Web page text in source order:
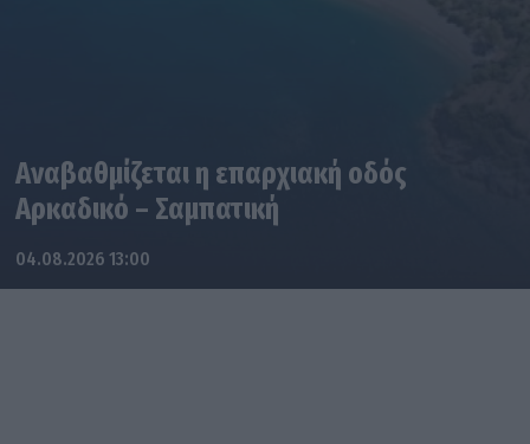
Αναβαθμίζεται η επαρχιακή οδός
Αρκαδικό – Σαμπατική
04.08.2026 13:00